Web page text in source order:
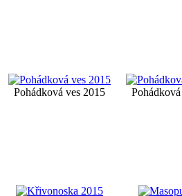
Pohádková ves 2015